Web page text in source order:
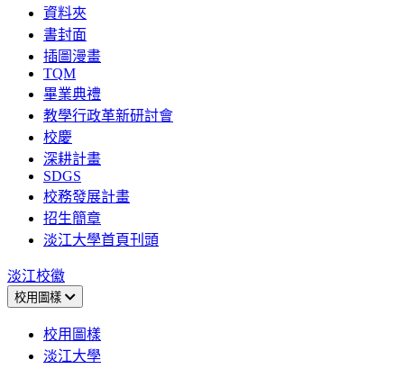
資料夾
書封面
插圖漫畫
TQM
畢業典禮
教學行政革新研討會
校慶
深耕計畫
SDGS
校務發展計畫
招生簡章
淡江大學首頁刊頭
淡江校徽
校用圖樣
校用圖樣
淡江大學